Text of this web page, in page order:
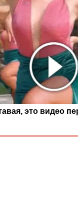
это видео